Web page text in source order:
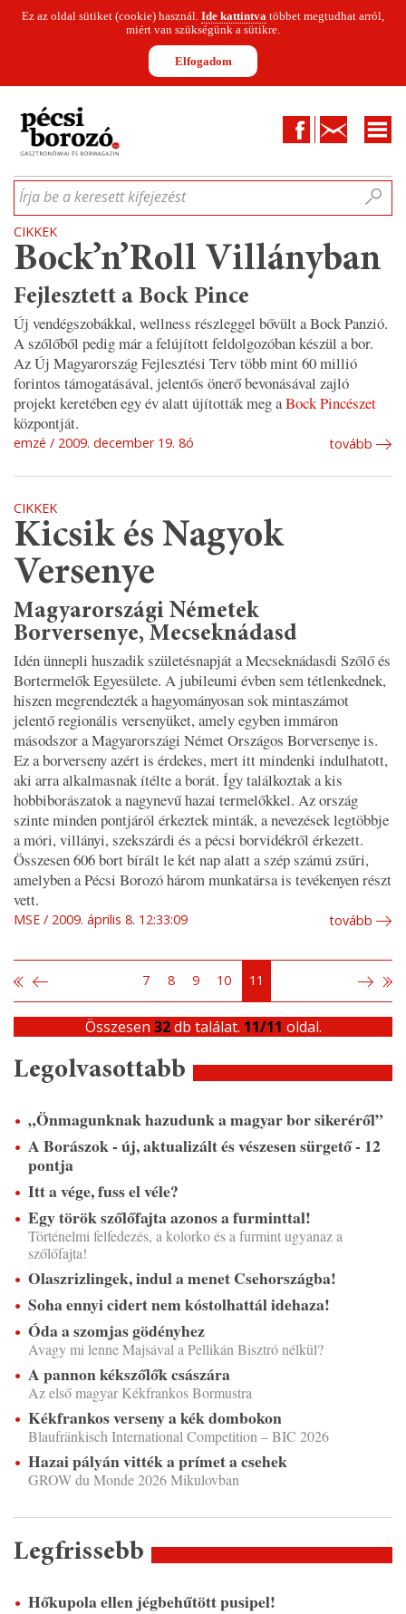
Ez az oldal sütiket (cookie) használ. Ide kattintva többet megtudhat arról,
miért van szükségünk a sütikre.
Elfogadom
FacebookKapcsolat
CIKKEKHÍREKINFOGRAFIKÁKMUNKATÁRSAKWINESOFA
Írja be a keresett kifejezést
CIKKEK
Bock’n’Roll Villányban
Fejlesztett a Bock Pince
Új vendégszobákkal, wellness részleggel bővült a Bock Panzió.
A szőlőből pedig már a felújított feldolgozóban készül a bor.
Az Új Magyarország Fejlesztési Terv több mint 60 millió
forintos támogatásával, jelentős önerő bevonásával zajló
projekt keretében egy év alatt újították meg aBock Pincészet
központját.
emzé 2009. december 19. 8ó tovább
CIKKEK
Kicsik és Nagyok
Versenye
Magyarországi Németek
Borversenye, Mecseknádasd
Idén ünnepli huszadik születésnapját a Mecseknádasdi Szőlő és
Bortermelők Egyesülete. A jubileumi évben sem tétlenkednek,
hiszen megrendezték a hagyományosan sok mintaszámot
jelentő regionális versenyüket, amely egyben immáron
másodszor a Magyarországi Német Országos Borversenye is.
Ez a borverseny azért is érdekes, mert itt mindenki indulhatott,
aki arra alkalmasnak ítélte a borát. Így találkoztak a kis
hobbiborászatok a nagynevű hazai termelőkkel. Az ország
szinte minden pontjáról érkeztek minták, a nevezések legtöbbje
a móri, villányi, szekszárdi és a pécsi borvidékről érkezett.
Összesen 606 bort bírált le két nap alatt a szép számú zsűri,
amelyben a Pécsi Borozó három munkatársa is tevékenyen részt
vett.
MSE 2009. április 8. 12:33:09 tovább
7 8 9 10 11
Összesen 32db találat. 11/11 oldal.
Legolvasottabb
„Önmagunknak hazudunk a magyar bor sikeréről”
A Borászok - új, aktualizált és vészesen sürgető - 12
pontja
Itt a vége, fuss el véle?
Egy török szőlőfajta azonos a furminttal!
Történelmi felfedezés, a kolorko és a furmint ugyanaz a
szőlőfajta!
Olaszrizlingek, indul a menet Csehországba!
Soha ennyi cidert nem kóstolhattál idehaza!
Óda a szomjas gödényhez
Avagy mi lenne Majsával a Pellikán Bisztró nélkül?
A pannon kékszőlők császára
Az első magyar Kékfrankos Bormustra
Kékfrankos verseny a kék dombokon
Blaufränkisch International Competition – BIC 2026
Hazai pályán vitték a prímet a csehek
GROW du Monde 2026 Mikulovban
Legfrissebb
Hőkupola ellen jégbehűtött pusipel!